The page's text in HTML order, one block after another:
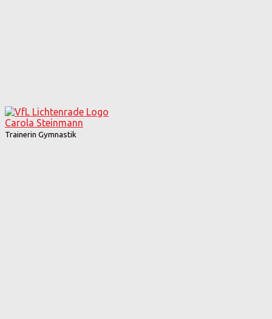
Carola Steinmann
Trainerin Gymnastik